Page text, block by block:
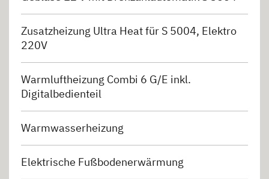
Zusatzheizung Ultra Heat für S 5004, Elektro
220V
Warmluftheizung Combi 6 G/E inkl.
Digitalbedienteil
Warmwasserheizung
Elektrische Fußbodenerwärmung